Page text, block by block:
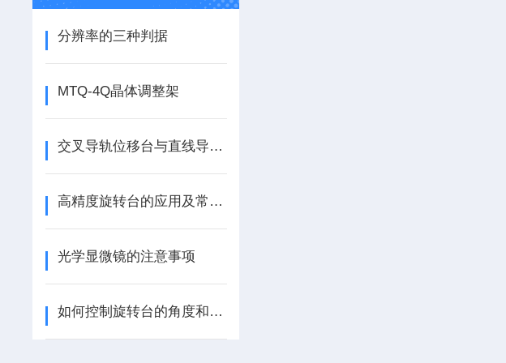
分辨率的三种判据
MTQ-4Q晶体调整架
交叉导轨位移台与直线导轨位移台的对比
高精度旋转台的应用及常见的旋转机构
光学显微镜的注意事项
如何控制旋转台的角度和速度？